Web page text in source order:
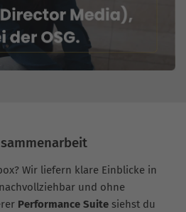
Wir liefern klare Einblicke in
und ohne
Performance Suite siehst du